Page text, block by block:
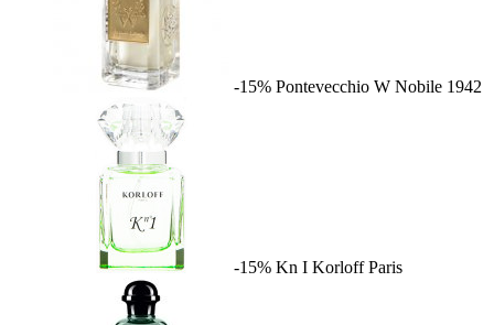
-15% Pontevecchio W Nobile 1942
-15% Kn I Korloff Paris